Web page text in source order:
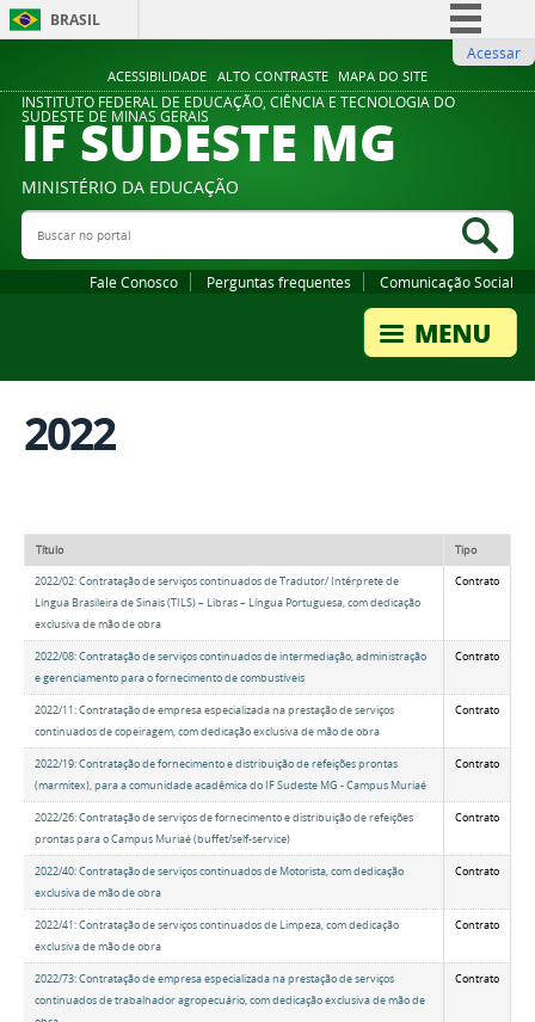
ACESSIBILIDADE ALTO CONTRASTE MAPA DO SITE
BRASIL
Comunica BR
Participe
Legislação
Acessar
INSTITUTO FEDERAL DE EDUCAÇÃO, CIÊNCIA E TECNOLOGIA DO
SUDESTE DE MINAS GERAIS
IF SUDESTE MG
MINISTÉRIO DA EDUCAÇÃO
Buscar no portal
Fale Conosco Perguntas frequentes Comunicação Social
2022
Título Tipo
2022/02: Contratação de serviços continuados de Tradutor/ Intérprete de
Língua Brasileira de Sinais (TILS) – Libras – Língua Portuguesa, com dedicação
exclusiva de mão de obra
Contrato
2022/08: Contratação de serviços continuados de intermediação, administração
e gerenciamento para o fornecimento de combustíveis
Contrato
2022/11: Contratação de empresa especializada na prestação de serviços
continuados de copeiragem, com dedicação exclusiva de mão de obra
Contrato
2022/19: Contratação de fornecimento e distribuição de refeições prontas
(marmitex), para a comunidade acadêmica do IF Sudeste MG - Campus Muriaé
Contrato
2022/26: Contratação de serviços de fornecimento e distribuição de refeições
prontas para o Campus Muriaé (buffet/self-service)
Contrato
2022/40: Contratação de serviços continuados de Motorista, com dedicação
exclusiva de mão de obra
Contrato
2022/41: Contratação de serviços continuados de Limpeza, com dedicação
exclusiva de mão de obra
Contrato
2022/73: Contratação de empresa especializada na prestação de serviços
continuados de trabalhador agropecuário, com dedicação exclusiva de mão de
Contrato